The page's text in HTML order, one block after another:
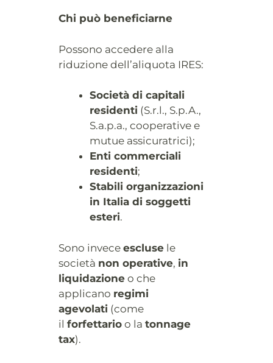
Chi può beneficiarne
Possono accedere alla
riduzione dell’aliquota IRES:
Società di capitali
residenti (S.r.l., S.p.A.,
S.a.p.a., cooperative e
mutue assicuratrici);
Enti commerciali
residenti;
Stabili organizzazioni
in Italia di soggetti
esteri.
Sono invece esclusele
società non operative, in
liquidazioneo che
applicano regimi
agevolati (come
il forfettarioo la tonnage
tax).